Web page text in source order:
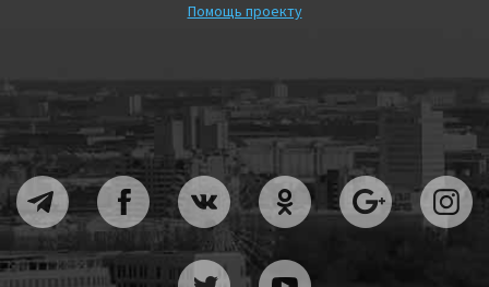
Помощь проекту